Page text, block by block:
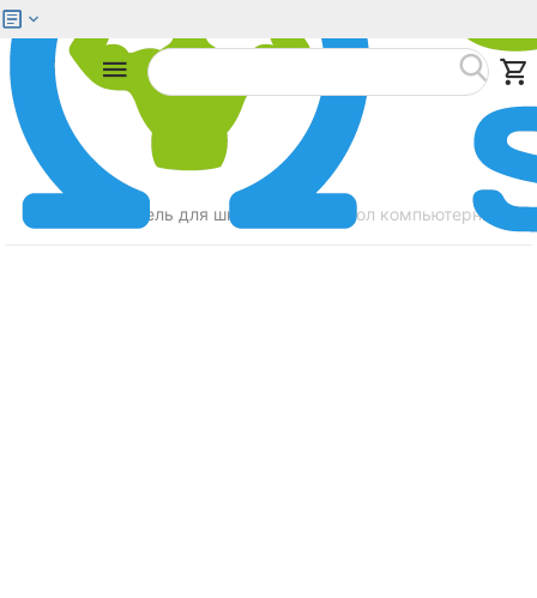
Мебель для школьников Стол компьютерный
Меню Найти